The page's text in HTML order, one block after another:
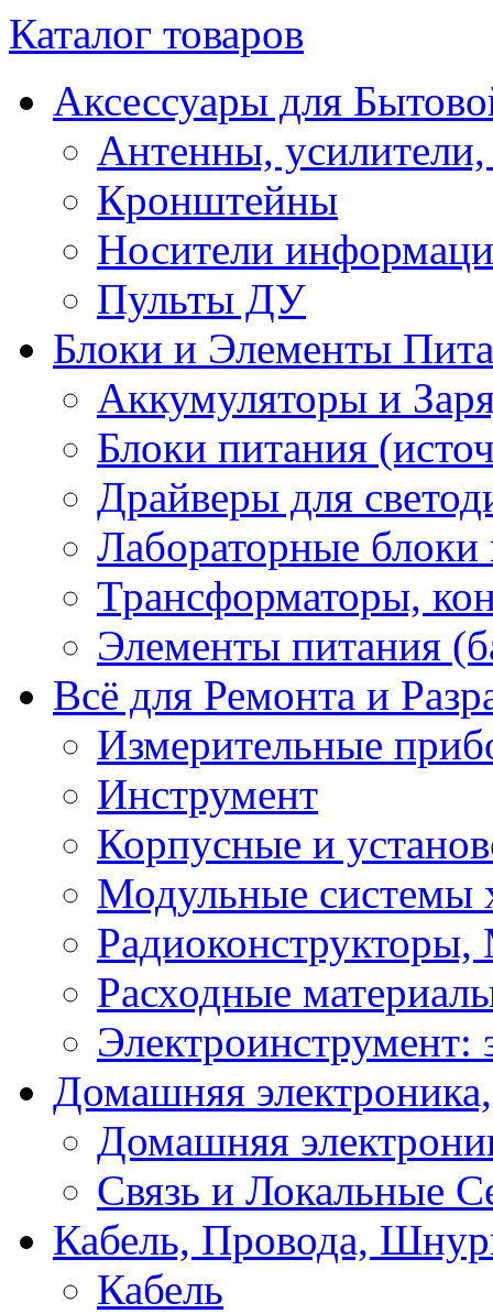
Каталог товаров
Аксессуары для
Антенны, усилители,
Кронштейны
Носители
Пульты ДУ
Блоки и Элементы
Аккумуляторы и
Блоки питания
Драйверы для
Лабораторные блоки
Трансформаторы,
Элементы питания
Всё для Ремонта и
Измерительные
Инструмент
Корпусные и
Модульные системы
Расходные
Электроинструмент:
Домашняя
Домашняя
Связь и Локальные
Кабель, Провода,
Кабель